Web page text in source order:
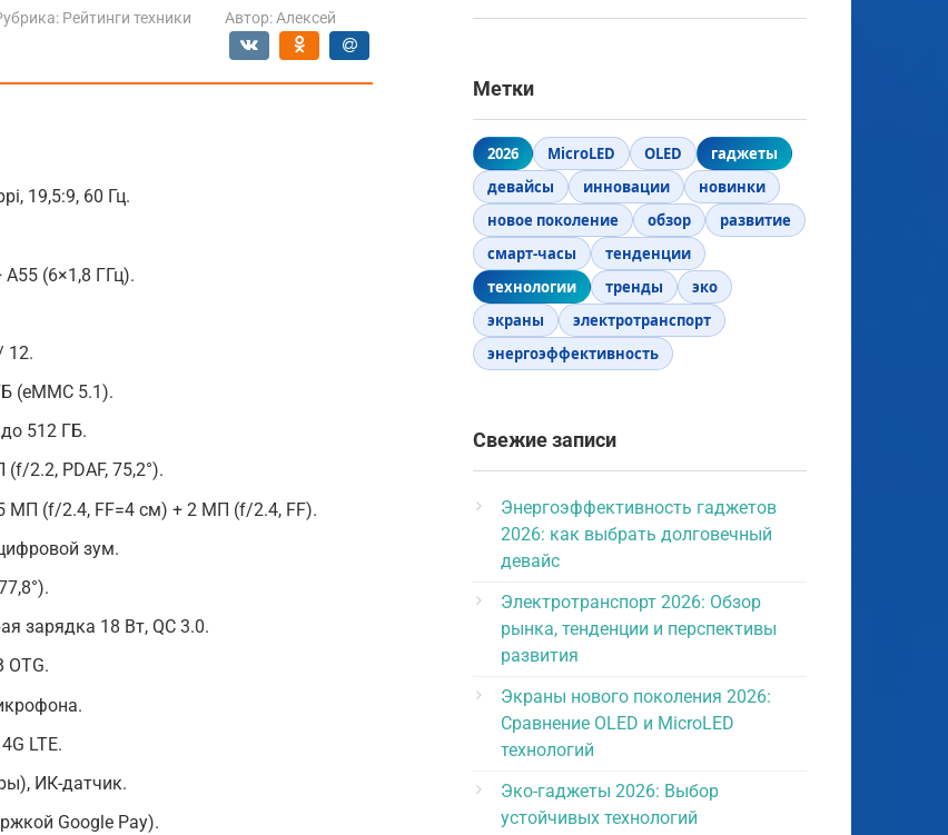
Рейтинги техники Автор: Алексей
19,5:9, 60 Гц.
(6×1,8 ГГц).
12.
(eMMC 5.1).
512 ГБ.
2.2, PDAF, 75,2°).
МП (f/2.4, FF=4 см) + 2 МП (f/2.4, FF).
зум.
зарядка 18 Вт, QC 3.0.
OTG.
LTE.
ИК-датчик.
Google Pay).
Метки
2026 MicroLED OLED
гаджеты
девайсы
инновации
новинки
новое поколение
обзор
развитие
смарт-часы
тенденции
технологии
тренды
эко
экраны
электротранспорт
энергоэффективность
Свежие записи
Энергоэффективность гаджетов
2026: как выбрать долговечный
девайс
Электротранспорт 2026: Обзор
рынка, тенденции и перспективы
развития
Экраны нового поколения 2026:
Сравнение OLED и MicroLED
технологий
Эко-гаджеты 2026: Выбор
устойчивых технологий